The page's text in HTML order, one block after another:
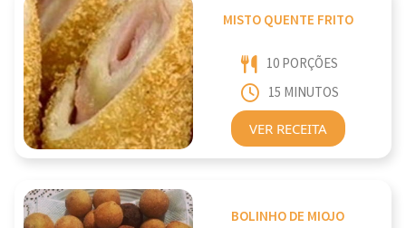
MISTO QUENTE FRITO
10 PORÇÕES
15 MINUTOS
VER RECEITA
BOLINHO DE MIOJO